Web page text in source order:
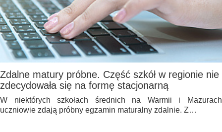
Zdalne matury próbne. Część szkół w regionie nie
zdecydowała się na formę stacjonarną
W niektórych szkołach średnich na Warmii i Mazurach
uczniowie zdają próbny egzamin maturalny zdalnie. Z…